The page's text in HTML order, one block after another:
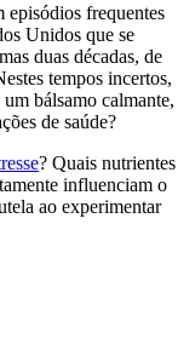
episódios frequentes
Unidos que se
duas décadas, de
tempos incertos,
bálsamo calmante,
de saúde?
? Quais nutrientes
influenciam o
ao experimentar